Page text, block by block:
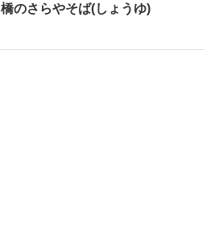
橋のさらやそば(しょうゆ)